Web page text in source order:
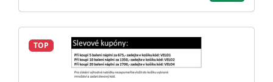
TOP